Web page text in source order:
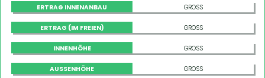
ERTRAG INNENANBAU GROSS
ERTRAG (IM FREIEN) GROSS
INNENHÖHE GROSS
AUSSENHÖHE GROSS